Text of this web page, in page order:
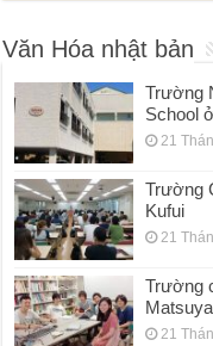
Văn Hóa nhật bản
Trường
School
21
Trường
Kufui
21
Trường
21